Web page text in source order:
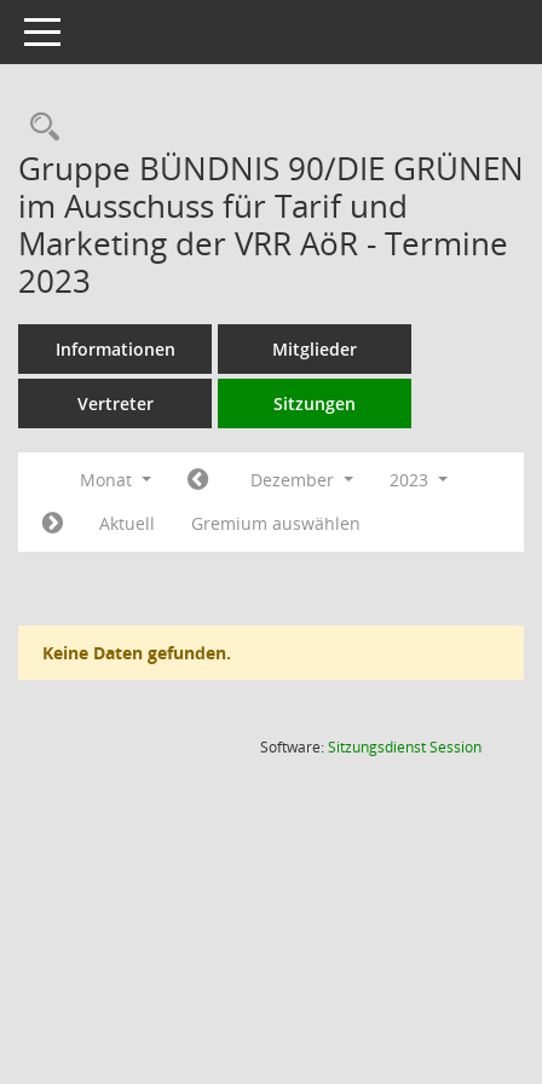
Toggle navigation
Rechercheauswahl
Gruppe BÜNDNIS 90/DIE GRÜNEN
im Ausschuss für Tarif und
Marketing der VRR AöR - Termine
2023
Informationen Mitglieder
Vertreter Sitzungen
Monat Dezember
2023
Aktuell
Gremium auswählen
Keine Daten gefunden.
Software:SitzungsdienstSession(Wird in